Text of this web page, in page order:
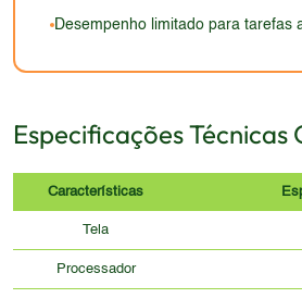
Desempenho limitado para tarefas
Especificações Técnicas
Características
Tela
Processador